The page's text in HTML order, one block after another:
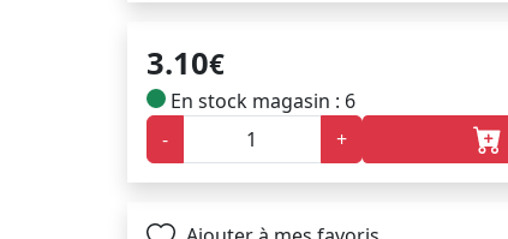
3.10€
En stock magasin : 6
-
+